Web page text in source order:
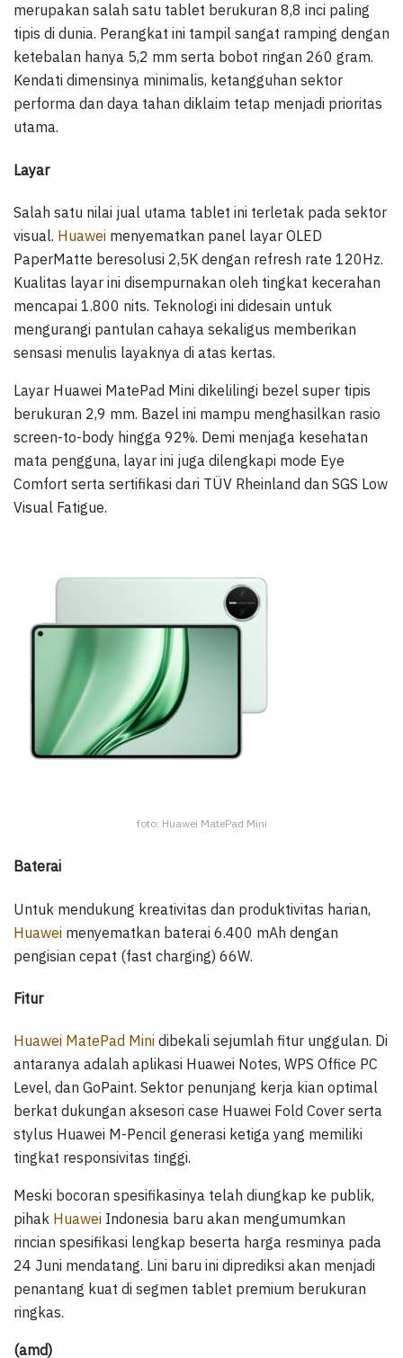
merupakan salah satu tablet berukuran 8,8 inci paling
tipis di dunia. Perangkat ini tampil sangat ramping dengan
ketebalan hanya 5,2 mm serta bobot ringan 260 gram.
Kendati dimensinya minimalis, ketangguhan sektor
performa dan daya tahan diklaim tetap menjadi prioritas
utama.
Layar
Salah satu nilai jual utama tablet ini terletak pada sektor
visual. Huawei menyematkan panel layar OLED
PaperMatte beresolusi 2,5K dengan refresh rate 120Hz.
Kualitas layar ini disempurnakan oleh tingkat kecerahan
mencapai 1.800 nits. Teknologi ini didesain untuk
mengurangi pantulan cahaya sekaligus memberikan
sensasi menulis layaknya di atas kertas.
Layar Huawei MatePad Mini dikelilingi bezel super tipis
berukuran 2,9 mm. Bazel ini mampu menghasilkan rasio
screen-to-body hingga 92%. Demi menjaga kesehatan
mata pengguna, layar ini juga dilengkapi mode Eye
Comfort serta sertifikasi dari TÜV Rheinland dan SGS Low
Visual Fatigue.
foto: Huawei MatePad Mini
Baterai
Untuk mendukung kreativitas dan produktivitas harian,
Huawei menyematkan baterai 6.400 mAh dengan
pengisian cepat (fast charging) 66W.
Fitur
Huawei MatePad Mini dibekali sejumlah fitur unggulan. Di
antaranya adalah aplikasi Huawei Notes, WPS Office PC
Level, dan GoPaint. Sektor penunjang kerja kian optimal
berkat dukungan aksesori case Huawei Fold Cover serta
stylus Huawei M-Pencil generasi ketiga yang memiliki
tingkat responsivitas tinggi.
Meski bocoran spesifikasinya telah diungkap ke publik,
pihak Huawei Indonesia baru akan mengumumkan
rincian spesifikasi lengkap beserta harga resminya pada
24 Juni mendatang. Lini baru ini diprediksi akan menjadi
penantang kuat di segmen tablet premium berukuran
ringkas.
(amd)